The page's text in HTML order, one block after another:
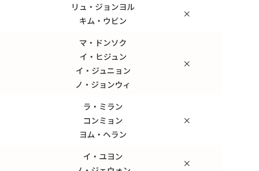
リュ・ジョンヨル
キム・ウビン
×
マ・ドンソク
イ・ヒジュン
イ・ジュニョン
ノ・ジョンウィ
×
ラ・ミラン
コンミョン
ヨム・ヘラン
×
イ・ユヨン
×